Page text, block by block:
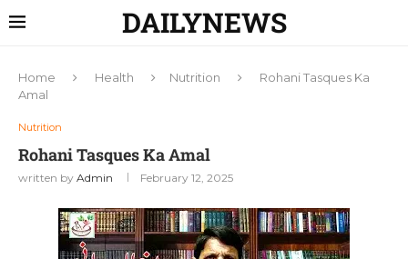
DAILYNEWS
Home Health Nutrition
Rohani Tasques Ka
Amal
Nutrition
Rohani Tasques Ka Amal
written by Admin February 12, 2025